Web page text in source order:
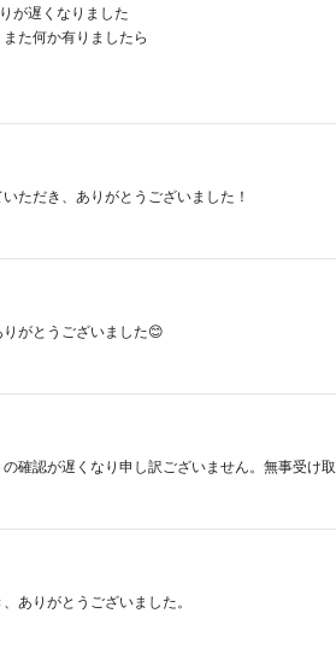
が遅くなりました
た何か有りましたら
ただき、ありがとうございました！
がとうございました😊
確認が遅くなり申し訳ございません。無事受け
ありがとうございました。